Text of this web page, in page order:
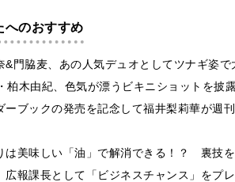
へのおすすめ
&門脇麦、あの人気デュオとしてツナギ姿
柏木由紀、色気が漂うビキニショットを披
ーブックの発売を記念して福井梨莉華が週
は美味しい「油」で解消できる！？ 裏技
広報課長として「ビジネスチャンス」をプ